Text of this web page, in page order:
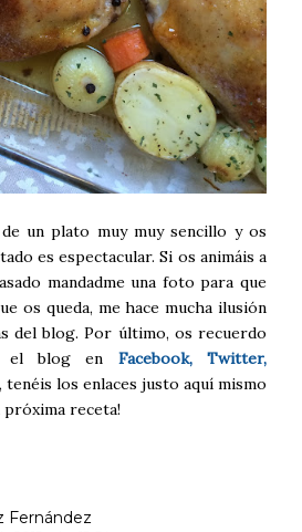
un plato muy muy sencillo y os
es espectacular. Si os animáis a
mandadme una foto para que
os queda, me hace mucha ilusión
del blog. Por último, os recuerdo
el blog en Facebook, Twitter,
, tenéis los enlaces justo aquí mismo
próxima receta!
Fernández